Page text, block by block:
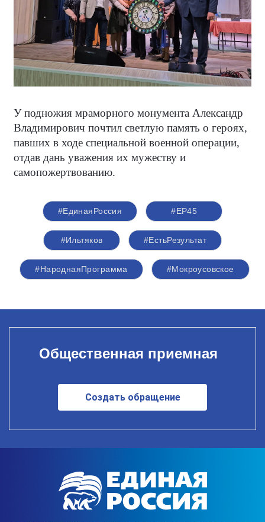
У подножия мраморного монумента Александр
Владимирович почтил светлую память о героях,
павших в ходе специальной военной операции,
отдав дань уважения их мужеству и
самопожертвованию.
#ЕдинаяРоссия #ЕР45
#Ильтяков #ЕстьРезультат
#НароднаяПрограмма #Мокроусовское
Общественная приемная
Создать обращение